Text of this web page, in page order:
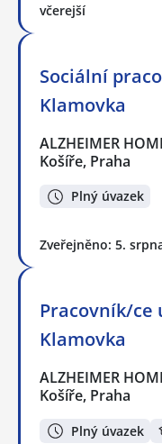
včerejší
Sociální
Klamovka
ALZHEIMER
Košíře, Praha
Plný úvazek
Zveřejněno: 5.
Pracovník/ce
Klamovka
ALZHEIMER
Košíře, Praha
Plný úvazek